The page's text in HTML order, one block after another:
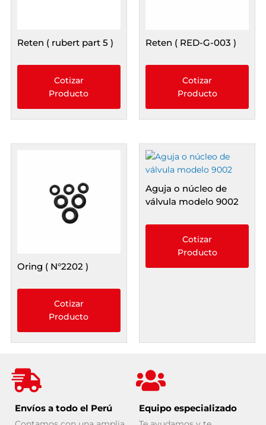
Reten ( rubert part 5 )
Cotizar
Producto
Reten ( RED-G-003 )
Cotizar
Producto
Oring ( N°2202 )
Cotizar
Producto
Aguja o núcleo de
válvula modelo 9002
Cotizar
Producto
Envíos a todo el Perú Equipo especializado